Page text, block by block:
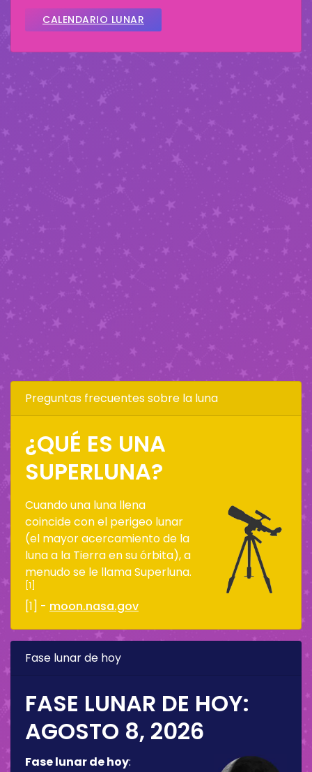
CALENDARIO LUNAR
Preguntas frecuentes sobre la luna
¿QUÉ ES UNA
SUPERLUNA?
Cuando una luna llena
coincide con el perigeo lunar
(el mayor acercamiento de la
luna a la Tierra en su órbita), a
menudo se le llama Superluna.
[1]
[1] - moon.nasa.gov
Fase lunar de hoy
FASE LUNAR DE HOY:
AGOSTO 8, 2026
Fase lunar de hoy: